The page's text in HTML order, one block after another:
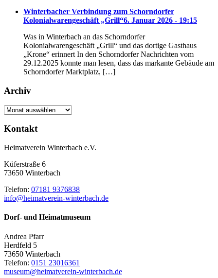
Winterbacher Verbindung zum Schorndorfer
Kolonialwarengeschäft „Grill“6. Januar 2026 - 19:15
Was in Winterbach an das Schorndorfer
Kolonialwarengeschäft „Grill“ und das dortige Gasthaus
„Krone“ erinnert In den Schorndorfer Nachrichten vom
29.12.2025 konnte man lesen, dass das markante Gebäude am
Schorndorfer Marktplatz, […]
Archiv
Archiv
Kontakt
Heimatverein Winterbach e.V.
Küferstraße 6
73650 Winterbach
Telefon: 07181 9376838
info@heimatverein-winterbach.de
Dorf- und Heimatmuseum
Andrea Pfarr
Herdfeld 5
73650 Winterbach
Telefon: 0151 23016361
museum@heimatverein-winterbach.de